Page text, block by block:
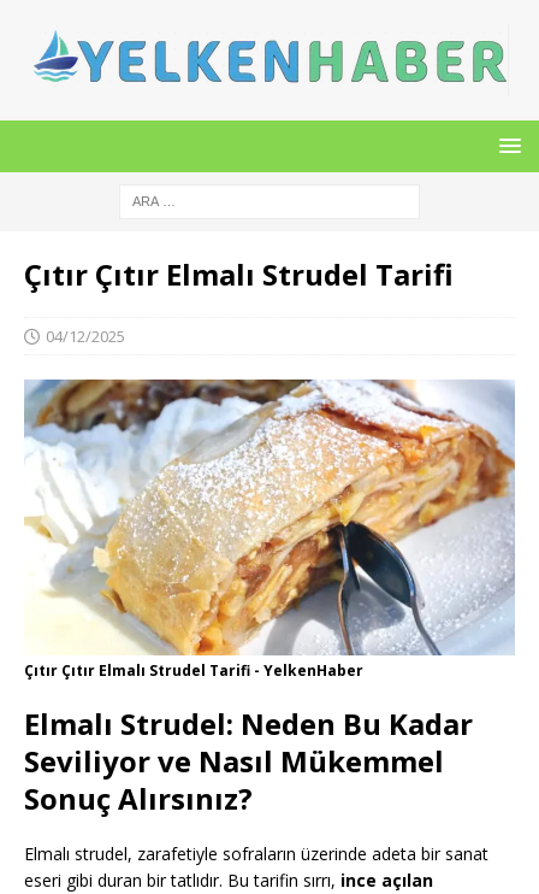
Çıtır Çıtır Elmalı Strudel Tarifi
04/12/2025
Çıtır Çıtır Elmalı Strudel Tarifi - YelkenHaber
Elmalı Strudel: Neden Bu Kadar
Seviliyor ve Nasıl Mükemmel
Sonuç Alırsınız?
Elmalı strudel, zarafetiyle sofraların üzerinde adeta bir sanat
eseri gibi duran bir tatlıdır. Bu tarifin sırrı, ince açılan